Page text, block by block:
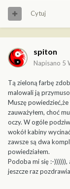
Cytuj
spiton
Napisano 5
Tą zieloną farbę
malowali ją
Muszę
zauważyłem, choć
oczy. W ogóle
wokół kabiny
zawsze są dwa
powiedziałem.
Podoba mi się :-
jeszcze raz